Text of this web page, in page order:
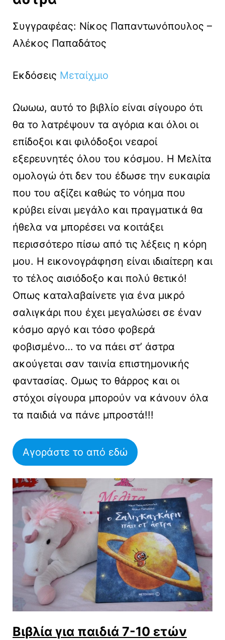
Συγγραφέας: Νίκος Παπαντωνόπουλος –
Αλέκος Παπαδάτος
Εκδόσεις Μεταίχμιο
Ωωωω, αυτό το βιβλίο είναι σίγουρο ότι
θα το λατρέψουν τα αγόρια και όλοι οι
επίδοξοι και φιλόδοξοι νεαροί
εξερευνητές όλου του κόσμου. Η Μελίτα
ομολογώ ότι δεν του έδωσε την ευκαιρία
που του αξίζει καθώς το νόημα που
κρύβει είναι μεγάλο και πραγματικά θα
ήθελα να μπορέσει να κοιτάξει
περισσότερο πίσω από τις λέξεις η κόρη
μου. Η εικονογράφηση είναι ιδιαίτερη και
το τέλος αισιόδοξο και πολύ θετικό!
Οπως καταλαβαίνετε για ένα μικρό
σαλιγκάρι που έχει μεγαλώσει σε έναν
κόσμο αργό και τόσο φοβερά
φοβισμένο… το να πάει στ’ άστρα
ακούγεται σαν ταινία επιστημονικής
φαντασίας. Ομως το θάρρος και οι
στόχοι σίγουρα μπορούν να κάνουν όλα
τα παιδιά να πάνε μπροστά!!!
Αγοράστε το από εδώ
Βιβλία για παιδιά 7-10 ετών